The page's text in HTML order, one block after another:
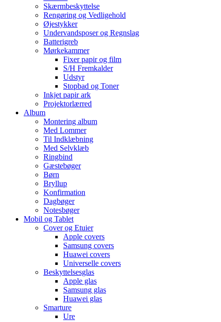
Skærmbeskyttelse
Rengøring og Vedligehold
Øjestykker
Undervandsposer og Regnslag
Batterigreb
Mørkekammer
Fixer papir og film
S/H Fremkalder
Udstyr
Stopbad og Toner
Inkjet papir ark
Projektorlærred
Album
Montering album
Med Lommer
Til Indklæbning
Med Selvklæb
Ringbind
Gæstebøger
Børn
Bryllup
Konfirmation
Dagbøger
Notesbøger
Mobil og Tablet
Cover og Etuier
Apple covers
Samsung covers
Huawei covers
Universelle covers
Beskyttelsesglas
Apple glas
Samsung glas
Huawei glas
Smarture
Ure